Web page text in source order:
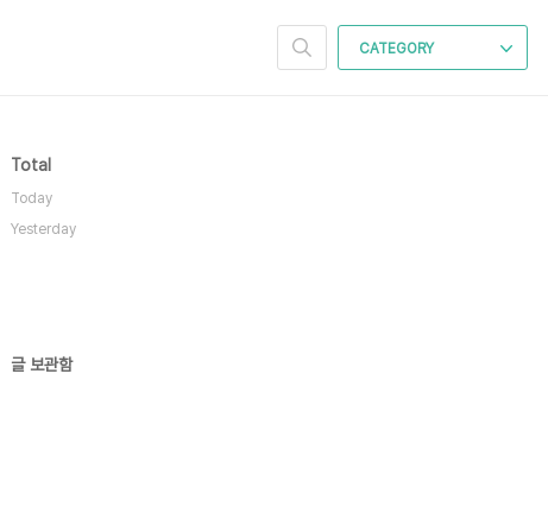
CATEGORY
Total
Today
Yesterday
글 보관함